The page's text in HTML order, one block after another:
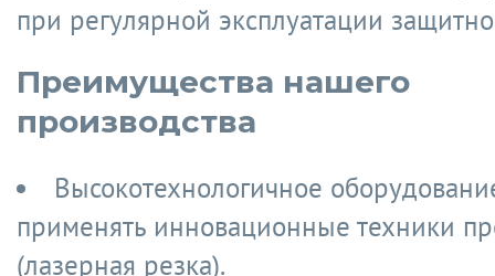
при регулярной эксплуатации
Преимущества нашего
производства
Высокотехнологичное
применять инновационные техники
(лазерная резка).